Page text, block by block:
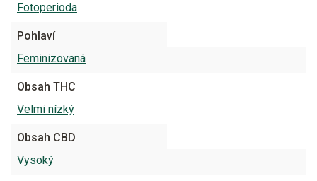
Fotoperioda
Pohlaví
Feminizovaná
Obsah THC
Velmi nízký
Obsah CBD
Vysoký